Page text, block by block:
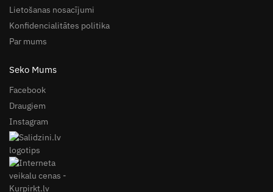
Lietošanas nosacījumi
Konfidencialitātes politika
Par mums
Seko Mums
Facebook
Draugiem
Instagram